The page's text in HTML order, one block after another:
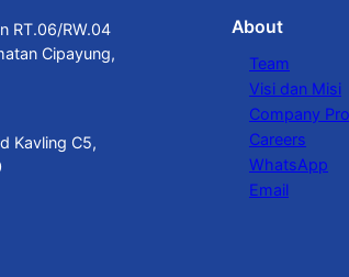
RT.06/RW.04
Cipayung,
Kavling C5,
About
Team
Visi dan Misi
Company
Careers
WhatsApp
Email